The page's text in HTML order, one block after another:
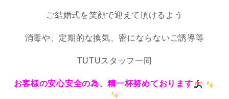
ご結婚式を笑顔で迎えて頂けるよう
消毒や、定期的な換気、密にならないご誘導等
TUTUスタッフ一同
お客様の安心安全の為、精一杯努めております